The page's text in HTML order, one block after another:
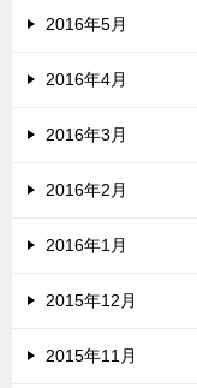
2016年5月
2016年4月
2016年3月
2016年2月
2016年1月
2015年12月
2015年11月